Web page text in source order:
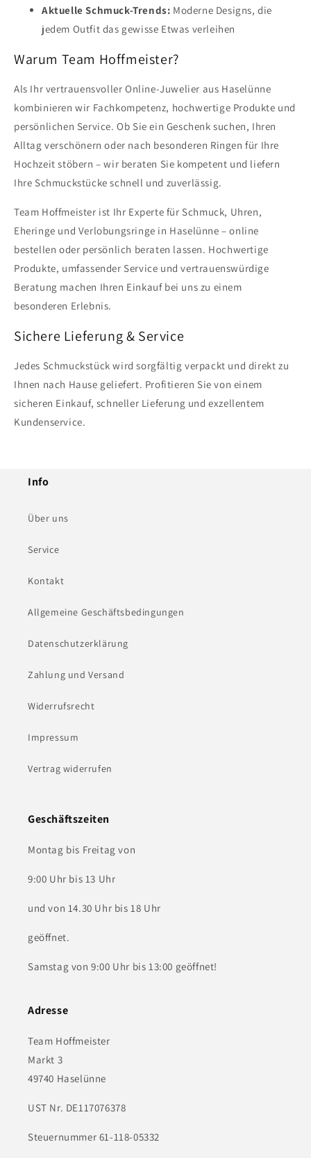
Aktuelle Schmuck-Trends: Moderne Designs, die
jedem Outfit das gewisse Etwas verleihen
Warum Team Hoffmeister?
Als Ihr vertrauensvoller Online-Juwelier aus Haselünne
kombinieren wir Fachkompetenz, hochwertige Produkte und
persönlichen Service. Ob Sie ein Geschenk suchen, Ihren
Alltag verschönern oder nach besonderen Ringen für Ihre
Hochzeit stöbern – wir beraten Sie kompetent und liefern
Ihre Schmuckstücke schnell und zuverlässig.
Team Hoffmeister ist Ihr Experte für Schmuck, Uhren,
Eheringe und Verlobungsringe in Haselünne – online
bestellen oder persönlich beraten lassen. Hochwertige
Produkte, umfassender Service und vertrauenswürdige
Beratung machen Ihren Einkauf bei uns zu einem
besonderen Erlebnis.
Sichere Lieferung & Service
Jedes Schmuckstück wird sorgfältig verpackt und direkt zu
Ihnen nach Hause geliefert. Profitieren Sie von einem
sicheren Einkauf, schneller Lieferung und exzellentem
Kundenservice.
Info
Über uns
Service
Kontakt
Allgemeine Geschäftsbedingungen
Datenschutzerklärung
Zahlung und Versand
Widerrufsrecht
Impressum
Vertrag widerrufen
Geschäftszeiten
Montag bis Freitag von
9:00 Uhr bis 13 Uhr
und von 14.30 Uhr bis 18 Uhr
geöffnet.
Samstag von 9:00 Uhr bis 13:00 geöffnet!
Adresse
Team Hoffmeister
Markt 3
49740 Haselünne
UST Nr. DE117076378
Steuernummer 61-118-05332